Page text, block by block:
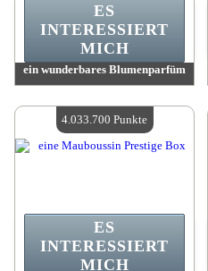
ein wunderbares Blumenparfüm
Verfügbare Menge:4
ES
INTERESSIERT
MICH
ES
INTERESSIERT
MICH
4.033.700 Punkte